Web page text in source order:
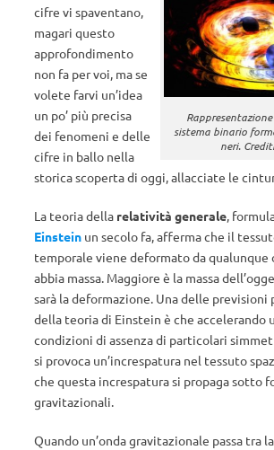
sistema binario
neri.
cifre vi spaventano,
magari questo
approfondimento
non fa per voi, ma se
volete farvi un’idea
un po’ più precisa
dei fenomeni e delle
cifre in ballo nella
storica scoperta di oggi, allacciate le
La teoria della relatività generale,
Einstein un secolo fa, afferma che il
temporale viene deformato da qualunque
abbia massa. Maggiore è la massa
sarà la deformazione. Una delle previsioni
della teoria di Einstein è che accelerando
condizioni di assenza di particolari
si provoca un’increspatura nel tessuto
che questa increspatura si propaga sotto
gravitazionali.
Quando un’onda gravitazionale passa tra